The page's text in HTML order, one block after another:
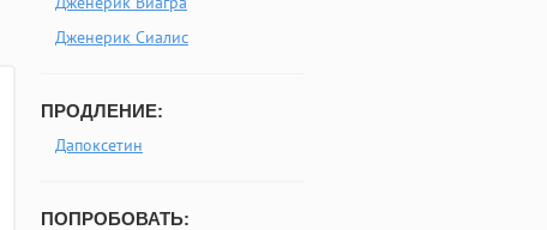
Дженерик Сиалис
ПРОДЛЕНИЕ:
Дапоксетин
ПОПРОБОВАТЬ: